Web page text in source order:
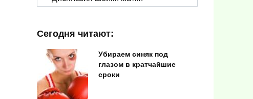
Сегодня читают:
Убираем синяк под
глазом в кратчайшие
сроки